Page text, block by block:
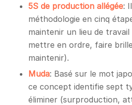
5S de production allégée:
méthodologie en cinq
maintenir un lieu de
mettre en ordre, faire
maintenir).
Muda: Basé sur le mot
ce concept identifie sept
éliminer (surproduction,